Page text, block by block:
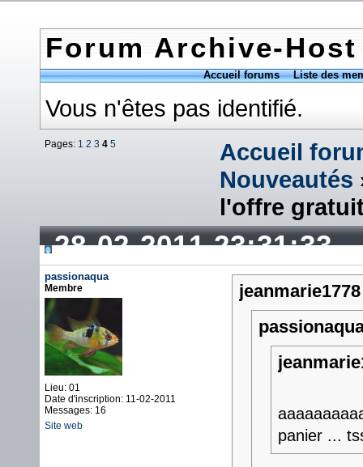
Forum Archive-Host
Accueil forums Liste des
Vous n'êtes pas identifié.
Pages: 1 2 3 4 5
Accueil
Nouveautés
l'offre
28-02-2011 23:31:33
passionaqua
Membre
Lieu: 01
Date d'inscription: 11-02-2011
Messages: 16
Site web
panier ...